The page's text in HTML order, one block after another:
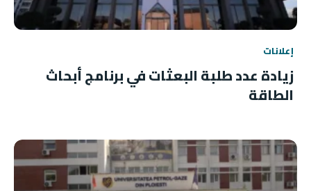
إعلانات
زيادة عدد طلبة البعثات في برنامج أبحاث
الطاقة